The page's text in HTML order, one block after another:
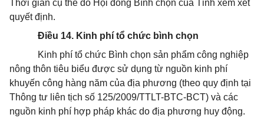
Thời gian cụ thể do Hội đồng Bình chọn của Tỉnh xem xét
quyết định.
Điều 14. Kinh phí tổ chức bình chọn
Kinh phí tổ chức Bình chọn sản phẩm công nghiệp
nông thôn tiêu biểu được sử dụng từ nguồn kinh phí
khuyến công hàng năm của địa phương (theo quy định tại
Thông tư liên tịch số 125/2009/TTLT-BTC-BCT) và các
nguồn kinh phí hợp pháp khác do địa phương huy động.